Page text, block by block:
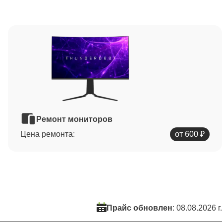
Ремонт мониторов
Цена ремонта:
от 600 ₽
Прайс обновлен: 08.08.2026 г.